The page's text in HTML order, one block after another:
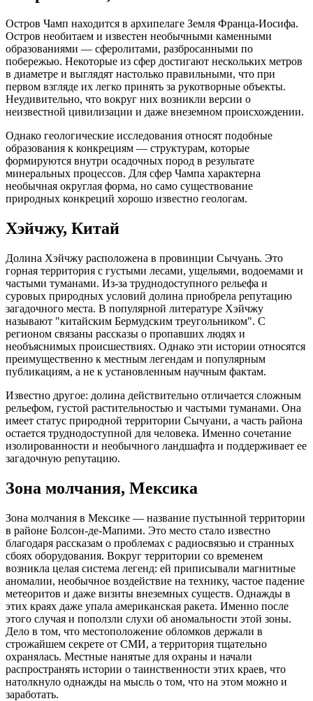
Остров Чамп находится в архипелаге Земля Франца-Иосифа.
Остров необитаем и известен необычными каменными
образованиями — сферолитами, разбросанными по
побережью. Некоторые из сфер достигают нескольких метров
в диаметре и выглядят настолько правильными, что при
первом взгляде их легко принять за рукотворные объекты.
Неудивительно, что вокруг них возникли версии о
неизвестной цивилизации и даже внеземном происхождении.
Однако геологические исследования относят подобные
образования к конкрециям — структурам, которые
формируются внутри осадочных пород в результате
минеральных процессов. Для сфер Чампа характерна
необычная округлая форма, но само существование
природных конкреций хорошо известно геологам.
Хэйчжу, Китай
Долина Хэйчжу расположена в провинции Сычуань. Это
горная территория с густыми лесами, ущельями, водоемами и
частыми туманами. Из-за труднодоступного рельефа и
суровых природных условий долина приобрела репутацию
загадочного места. В популярной литературе Хэйчжу
называют "китайским Бермудским треугольником". С
регионом связаны рассказы о пропавших людях и
необъяснимых происшествиях. Однако эти истории относятся
преимущественно к местным легендам и популярным
публикациям, а не к установленным научным фактам.
Известно другое: долина действительно отличается сложным
рельефом, густой растительностью и частыми туманами. Она
имеет статус природной территории Сычуани, а часть района
остается труднодоступной для человека. Именно сочетание
изолированности и необычного ландшафта и поддерживает ее
загадочную репутацию.
Зона молчания, Мексика
Зона молчания в Мексике — название пустынной территории
в районе Болсон-де-Мапими. Это место стало известно
благодаря рассказам о проблемах с радиосвязью и странных
сбоях оборудования. Вокруг территории со временем
возникла целая система легенд: ей приписывали магнитные
аномалии, необычное воздействие на технику, частое падение
метеоритов и даже визиты внеземных существ. Однажды в
этих краях даже упала американская ракета. Именно после
этого случая и поползли слухи об аномальности этой зоны.
Дело в том, что местоположение обломков держали в
строжайшем секрете от СМИ, а территория тщательно
охранялась. Местные нанятые для охраны и начали
распространять истории о таинственности этих краев, что
натолкнуло однажды на мысль о том, что на этом можно и
заработать.